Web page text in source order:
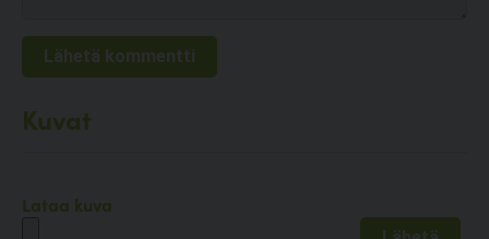
Kuvat
Lataa kuva